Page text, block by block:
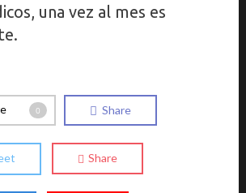
una vez al mes es
0 Share
Share